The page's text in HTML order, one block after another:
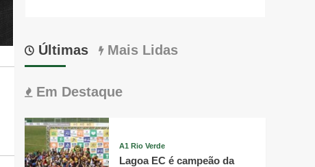
Últimas Mais Lidas
Em Destaque
A1 Rio Verde
Lagoa EC é campeão da